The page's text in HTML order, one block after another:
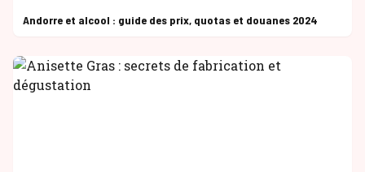
Andorre et alcool : guide des prix, quotas et douanes 2024